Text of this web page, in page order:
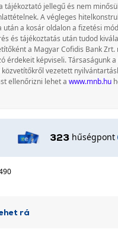
tájékoztató jellegű és nem
A végleges
után a kosár oldalon a fizetési
és tájékoztatás után tudod
a Magyar Cofidis Bank
érdekeit képviseli. Társaságunk
közvetítőkről vezetett
ellenőrizni lehet a www.mnb.hu
323 hűségpont
rá